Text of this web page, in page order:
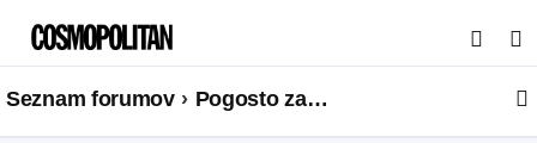
s
a
Seznam forumov Pogosto zastavljena vprašanja